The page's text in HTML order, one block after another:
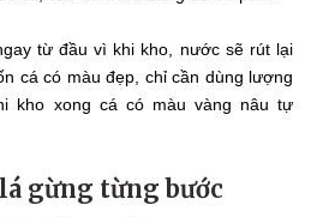
từ đầu vì khi kho, nước sẽ rút lại
cá có màu đẹp, chỉ cần dùng lượng
kho xong cá có màu vàng nâu tự
gừng từng bước